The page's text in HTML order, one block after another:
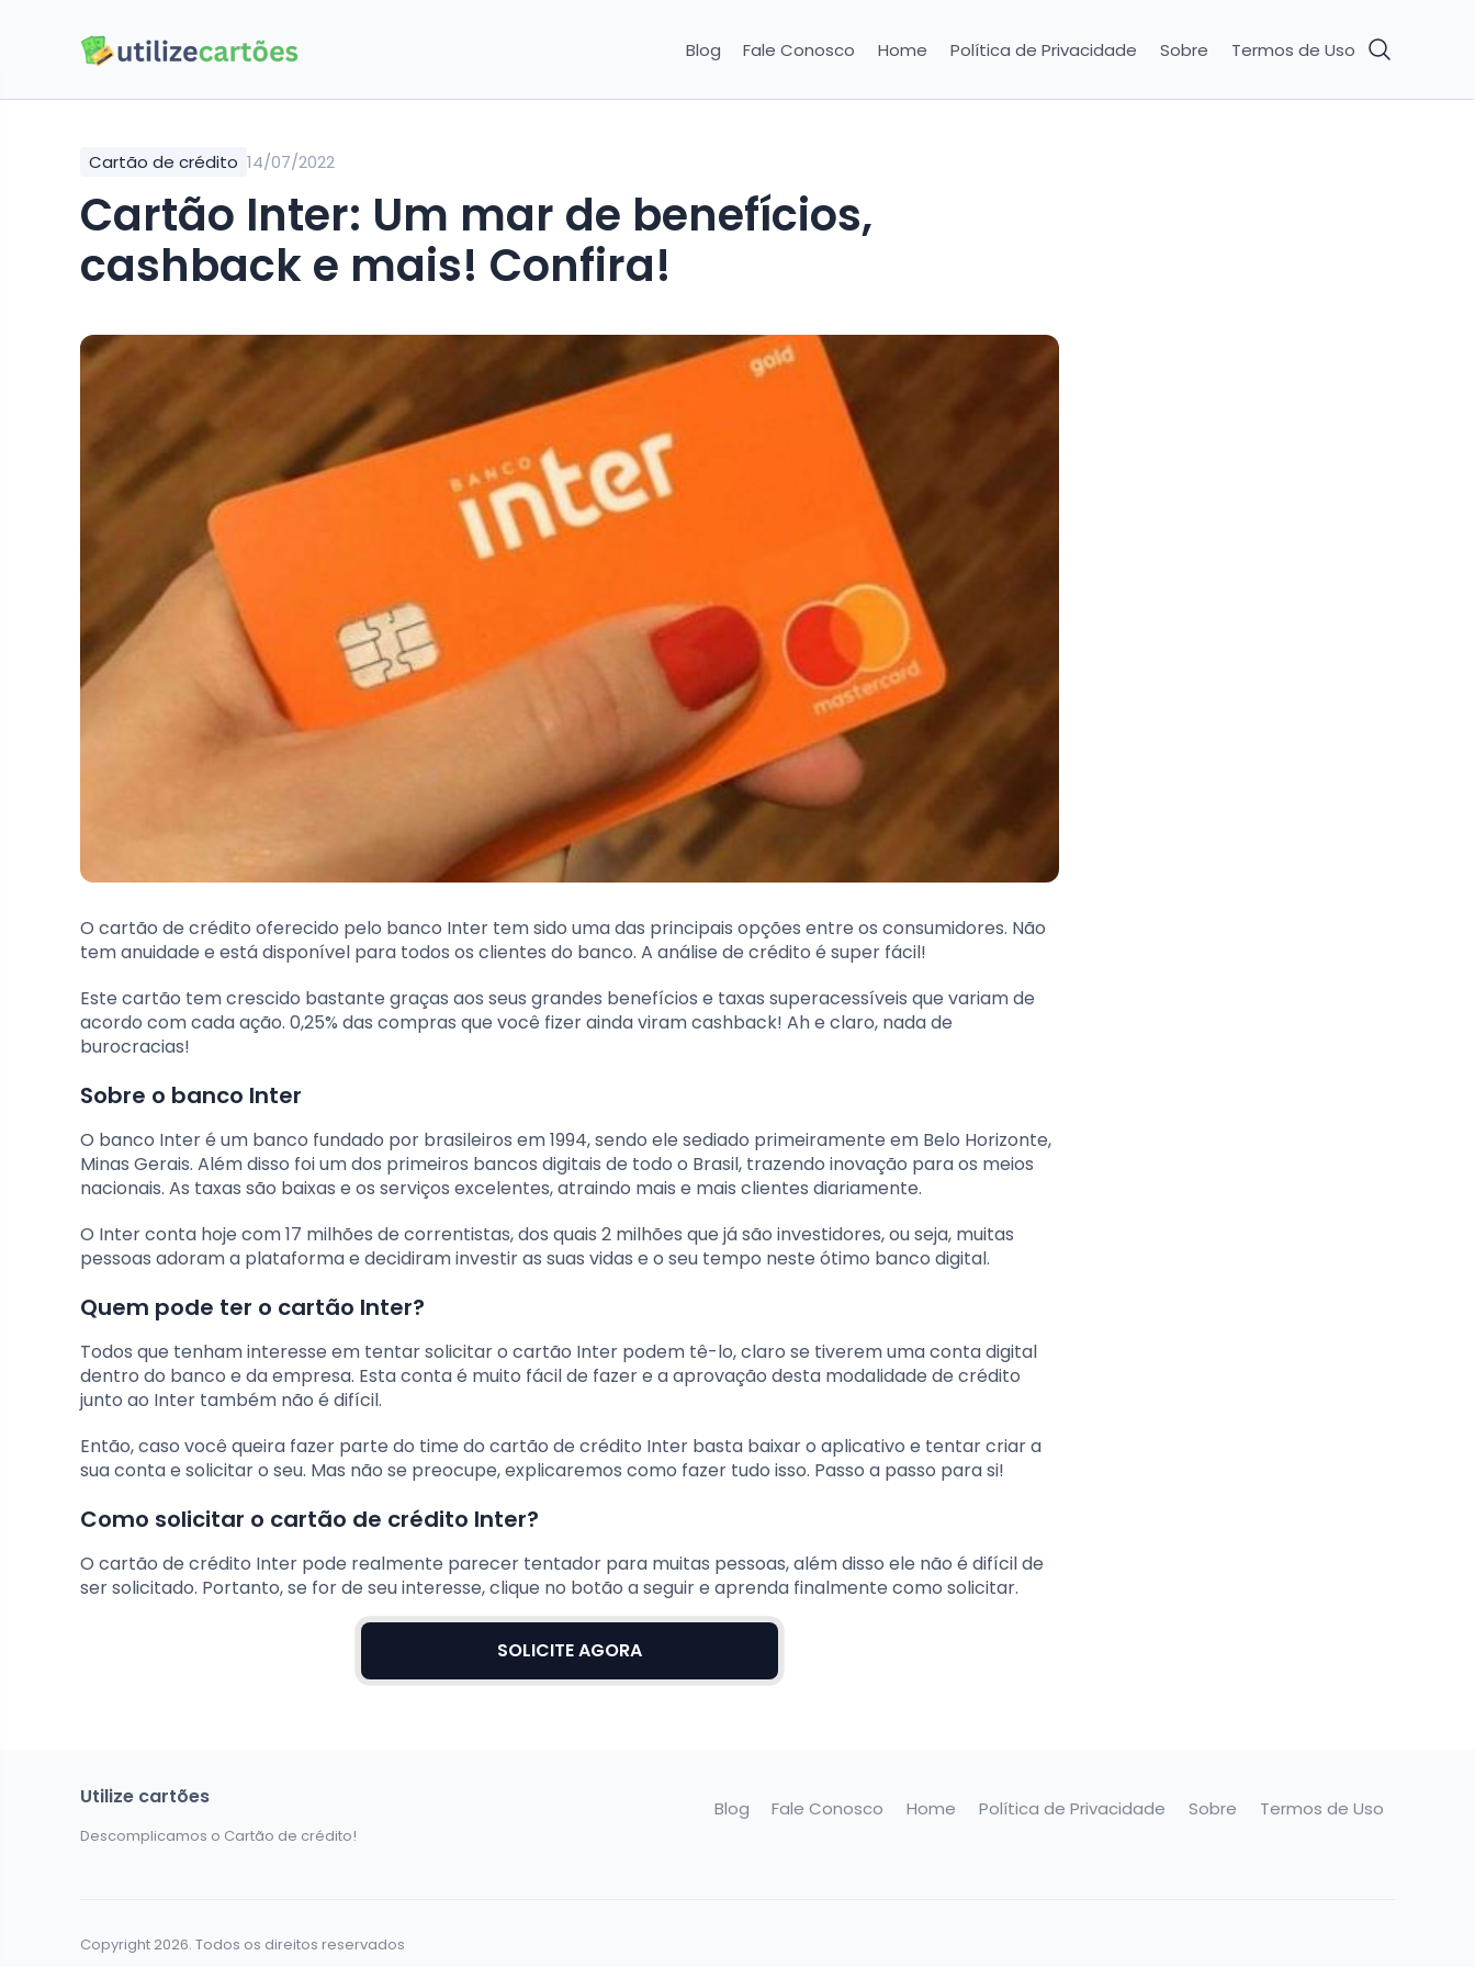
Blog Fale Conosco Home Política de Privacidade Sobre Termos de Uso
Cartão de crédito 14/07/2022
Cartão Inter: Um mar de benefícios,
cashback e mais! Confira!
O cartão de crédito oferecido pelo banco Inter tem sido uma das principais opções entre os consumidores. Não
tem anuidade e está disponível para todos os clientes do banco. A análise de crédito é super fácil!
Este cartão tem crescido bastante graças aos seus grandes benefícios e taxas superacessíveis que variam de
acordo com cada ação. 0,25% das compras que você fizer ainda viram cashback! Ah e claro, nada de
burocracias!
Sobre o banco Inter
O banco Inter é um banco fundado por brasileiros em 1994, sendo ele sediado primeiramente em Belo Horizonte,
Minas Gerais. Além disso foi um dos primeiros bancos digitais de todo o Brasil, trazendo inovação para os meios
nacionais. As taxas são baixas e os serviços excelentes, atraindo mais e mais clientes diariamente.
O Inter conta hoje com 17 milhões de correntistas, dos quais 2 milhões que já são investidores, ou seja, muitas
pessoas adoram a plataforma e decidiram investir as suas vidas e o seu tempo neste ótimo banco digital.
Quem pode ter o cartão Inter?
Todos que tenham interesse em tentar solicitar o cartão Inter podem tê-lo, claro se tiverem uma conta digital
dentro do banco e da empresa. Esta conta é muito fácil de fazer e a aprovação desta modalidade de crédito
junto ao Inter também não é difícil.
Então, caso você queira fazer parte do time do cartão de crédito Inter basta baixar o aplicativo e tentar criar a
sua conta e solicitar o seu. Mas não se preocupe, explicaremos como fazer tudo isso. Passo a passo para si!
Como solicitar o cartão de crédito Inter?
O cartão de crédito Inter pode realmente parecer tentador para muitas pessoas, além disso ele não é difícil de
ser solicitado. Portanto, se for de seu interesse, clique no botão a seguir e aprenda finalmente como solicitar.
SOLICITE AGORA
Utilize cartões
Descomplicamos o Cartão de crédito!
Blog Fale Conosco Home Política de Privacidade Sobre Termos de Uso
Copyright 2026. Todos os direitos reservados